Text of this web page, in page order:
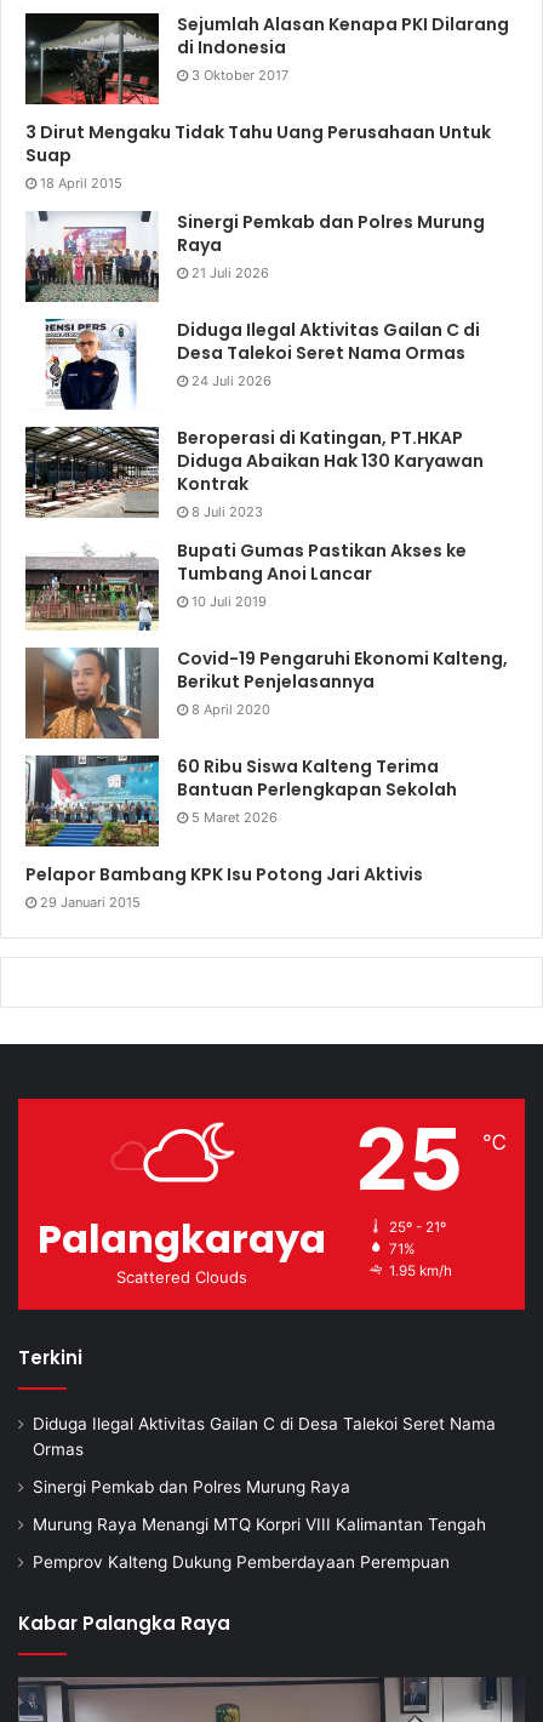
Sejumlah Alasan Kenapa PKI Dilarang
di Indonesia
3 Oktober 2017
3 Dirut Mengaku Tidak Tahu Uang Perusahaan Untuk
Suap
18 April 2015
Sinergi Pemkab dan Polres Murung
Raya
21 Juli 2026
Diduga Ilegal Aktivitas Gailan C di
Desa Talekoi Seret Nama Ormas
24 Juli 2026
Beroperasi di Katingan, PT.HKAP
Diduga Abaikan Hak 130 Karyawan
Kontrak
8 Juli 2023
Bupati Gumas Pastikan Akses ke
Tumbang Anoi Lancar
10 Juli 2019
Covid-19 Pengaruhi Ekonomi Kalteng,
Berikut Penjelasannya
8 April 2020
60 Ribu Siswa Kalteng Terima
Bantuan Perlengkapan Sekolah
5 Maret 2026
Pelapor Bambang KPK Isu Potong Jari Aktivis
29 Januari 2015
Palangkaraya
Scattered Clouds
25 ℃
25º - 21º
71%
1.95 km/h
Terkini
Diduga Ilegal Aktivitas Gailan C di Desa Talekoi Seret Nama
Ormas
Sinergi Pemkab dan Polres Murung Raya
Murung Raya Menangi MTQ Korpri VIII Kalimantan Tengah
Pemprov Kalteng Dukung Pemberdayaan Perempuan
Kabar Palangka Raya